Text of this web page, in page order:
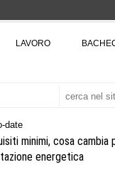
LAVORO
date
minimi, cosa
energetica
mostra